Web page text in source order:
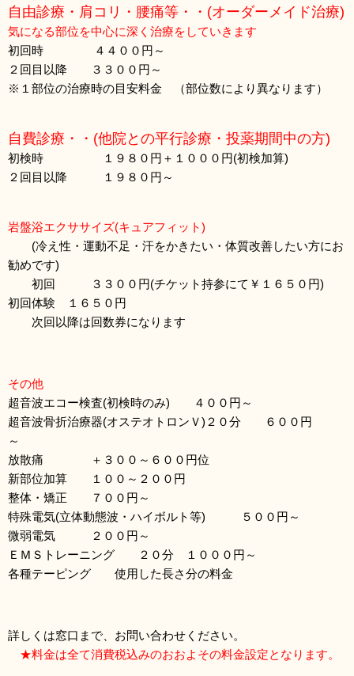
自由診療・肩コリ・腰痛等・・(オーダーメイド治療)
気になる部位を中心に深く治療をしていきます
初回時 ４４００円～
２回目以降 ３３００円～
※１部位の治療時の目安料金 （部位数により異なります）
自費診療・・(他院との平行診療・投薬期間中の方)
初検時 １９８０円＋１０００円(初検加算)
２回目以降 １９８０円～
岩盤浴エクササイズ(キュアフィット)
(冷え性・運動不足・汗をかきたい・体質改善したい方にお
勧めです)
初回 ３３００円(チケット持参にて￥１６５０円)
初回体験 １６５０円
次回以降は回数券になります
その他
超音波エコー検査(初検時のみ) ４００円～
超音波骨折治療器(オステオトロンＶ)２０分 ６００円
～
放散痛 ＋３００～６００円位
新部位加算 １００～２００円
整体・矯正 ７００円～
特殊電気(立体動態波・ハイボルト等) ５００円～
微弱電気 ２００円～
ＥＭＳトレーニング ２０分 １０００円～
各種テーピング 使用した長さ分の料金
詳しくは窓口まで、お問い合わせください。
★料金は全て消費税込みのおおよその料金設定となります。